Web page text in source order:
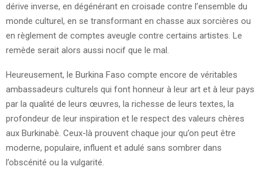
dérive inverse, en dégénérant en croisade contre l’ensemble du
monde culturel, en se transformant en chasse aux sorcières ou
en règlement de comptes aveugle contre certains artistes. Le
remède serait alors aussi nocif que le mal.
Heureusement, le Burkina Faso compte encore de véritables
ambassadeurs culturels qui font honneur à leur art et à leur pays
par la qualité de leurs œuvres, la richesse de leurs textes, la
profondeur de leur inspiration et le respect des valeurs chères
aux Burkinabè. Ceux-là prouvent chaque jour qu’on peut être
moderne, populaire, influent et adulé sans sombrer dans
l’obscénité ou la vulgarité.